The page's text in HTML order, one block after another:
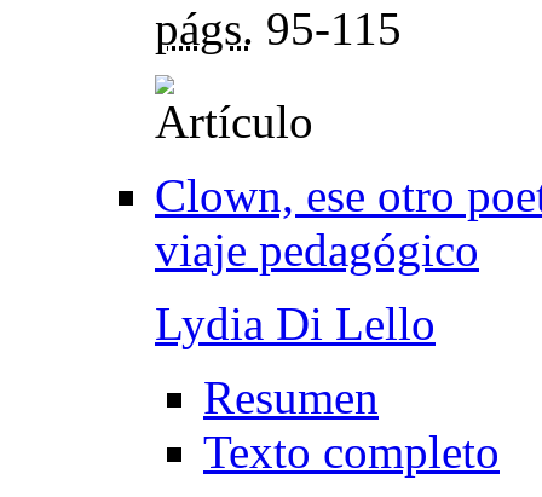
págs. 95-115
Clown, ese otro
viaje pedagógico
Lydia Di Lello
Resumen
Texto completo